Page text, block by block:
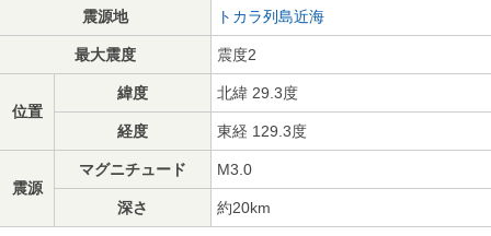
震源地 トカラ列島近海
最大震度 震度2
位置
緯度 北緯 29.3度
経度 東経 129.3度
震源
マグニチュード M3.0
深さ 約20km